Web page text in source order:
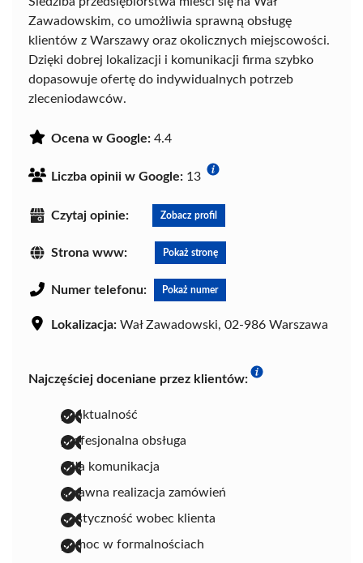
Zawadowskim, co umożliwia sprawną obsługę
klientów z Warszawy oraz okolicznych miejscowości.
Dzięki dobrej lokalizacji i komunikacji firma szybko
dopasowuje ofertę do indywidualnych potrzeb
zleceniodawców.
Ocena w Google: 4.4
Liczba opinii w Google: 13
Czytaj opinie: Zobacz profil
Strona www: Pokaż stronę
Numer telefonu: Pokaż numer
Lokalizacja: Wał Zawadowski, 02-986 Warszawa
Najczęściej doceniane przez klientów:
punktualność
profesjonalna obsługa
miła komunikacja
sprawna realizacja zamówień
elastyczność wobec klienta
pomoc w formalnościach